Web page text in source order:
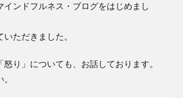
インドフルネス・ブログをはじめまし
ただきました。
怒り」についても、お話しております。